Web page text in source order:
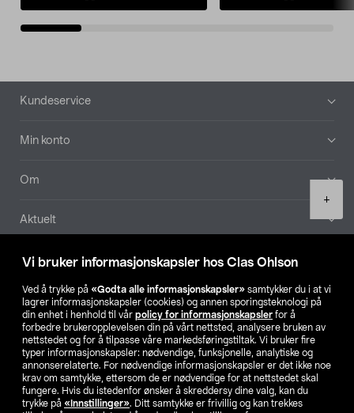
Vi bruker informasjonskapsler hos Clas Ohlson
Ved å trykke på «Godta alle informasjonskapsler» samtykker du i at vi
lagrer informasjonskapsler (cookies) og annen sporingsteknologi på
din enhet i henhold til vår policy for informasjonskapsler for å
forbedre brukeropplevelsen din på vårt nettsted, analysere bruken av
nettstedet og for å tilpasse våre markedsføringstiltak. Vi bruker fire
typer informasjonskapsler: nødvendige, funksjonelle, analytiske og
annonserelaterte. For nødvendige informasjonskapsler er det ikke noe
krav om samtykke, ettersom de er nødvendige for at nettstedet skal
fungere. Hvis du istedenfor ønsker å skreddersy dine valg, kan du
trykke på «Innstillinger». Ditt samtykke er frivillig og kan trekkes
+
Bunntekst
Kundeservice
Min konto
Om
Aktuelt
Våre selskaper
Finn din butikk
SE NO FI